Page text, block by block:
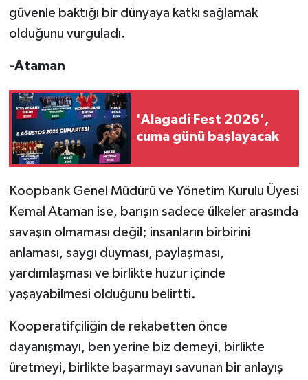
güvenle baktığı bir dünyaya katkı sağlamak
olduğunu vurguladı.
-Ataman
'Alagadi Fest 2026',
cuma günü başlayacak
Koopbank Genel Müdürü ve Yönetim Kurulu Üyesi
Kemal Ataman ise, barışın sadece ülkeler arasında
savaşın olmaması değil; insanların birbirini
anlaması, saygı duyması, paylaşması,
yardımlaşması ve birlikte huzur içinde
yaşayabilmesi olduğunu belirtti.
Kooperatifçiliğin de rekabetten önce
dayanışmayı, ben yerine biz demeyi, birlikte
üretmeyi, birlikte başarmayı savunan bir anlayış